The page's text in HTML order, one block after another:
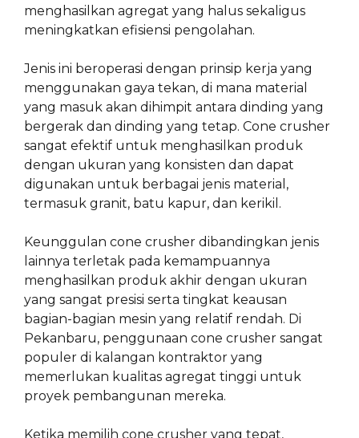
menghasilkan agregat yang halus sekaligus
meningkatkan efisiensi pengolahan.
Jenis ini beroperasi dengan prinsip kerja yang
menggunakan gaya tekan, di mana material
yang masuk akan dihimpit antara dinding yang
bergerak dan dinding yang tetap. Cone crusher
sangat efektif untuk menghasilkan produk
dengan ukuran yang konsisten dan dapat
digunakan untuk berbagai jenis material,
termasuk granit, batu kapur, dan kerikil.
Keunggulan cone crusher dibandingkan jenis
lainnya terletak pada kemampuannya
menghasilkan produk akhir dengan ukuran
yang sangat presisi serta tingkat keausan
bagian-bagian mesin yang relatif rendah. Di
Pekanbaru, penggunaan cone crusher sangat
populer di kalangan kontraktor yang
memerlukan kualitas agregat tinggi untuk
proyek pembangunan mereka.
Ketika memilih cone crusher yang tepat,